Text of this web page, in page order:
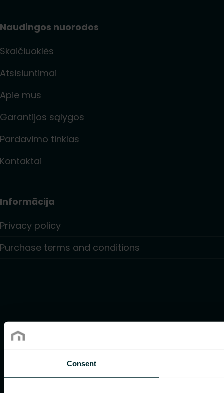
Consent
Naudingos nuorodos
Skaičiuoklės
Atsisiuntimai
Apie mus
Garantijos sąlygos
Pardavimo tinklas
Kontaktai
Informācija
Privacy policy
Purchase terms and conditions